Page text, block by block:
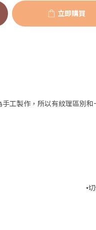
立即購買
工製作，所以有紋理區別
•